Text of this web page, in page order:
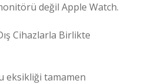
değil Apple Watch.
Cihazlarla Birlikte
eksikliği tamamen